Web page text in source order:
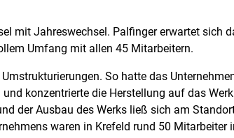
mit Jahreswechsel. Palfinger erwartet sich
Umfang mit allen 45 Mitarbeitern.
So hatte das
konzentrierte die Herstellung auf das
der Ausbau des Werks ließ sich am
waren in Krefeld rund 50